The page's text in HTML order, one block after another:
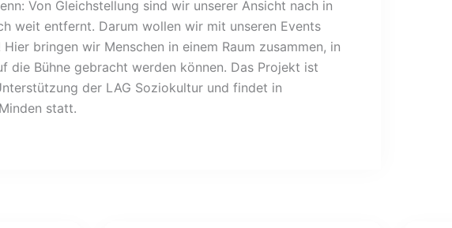
Von Gleichstellung sind wir unserer Ansicht nach in
weit entfernt. Darum wollen wir mit unseren Events
bringen wir Menschen in einem Raum zusammen, in
die Bühne gebracht werden können. Das Projekt ist
der LAG Soziokultur und findet in
statt.